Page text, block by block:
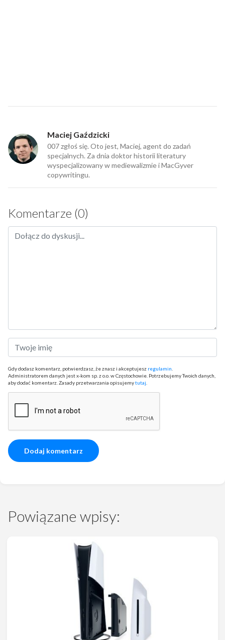
Maciej Gaździcki
007 zgłoś się. Oto jest, Maciej, agent do zadań
specjalnych. Za dnia doktor historii literatury
wyspecjalizowany w mediewalizmie i MacGyver
copywritingu.
Komentarze (0)
Gdy dodasz komentarz, potwierdzasz, że znasz i akceptujesz regulamin
Administratorem danych jest x-kom sp. z o.o. w Częstochowie. Potrzebujemy Twoich danych,
aby dodać komentarz. Zasady przetwarzania opisujemytutaj
Powiązane wpisy: